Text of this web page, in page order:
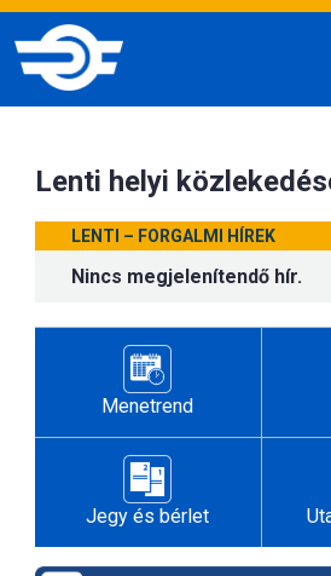
Lenti helyi
LENTI – FORGALMI HÍREK
Nincs megjelenítendő hír.
Menetrend
Jegy és bérlet